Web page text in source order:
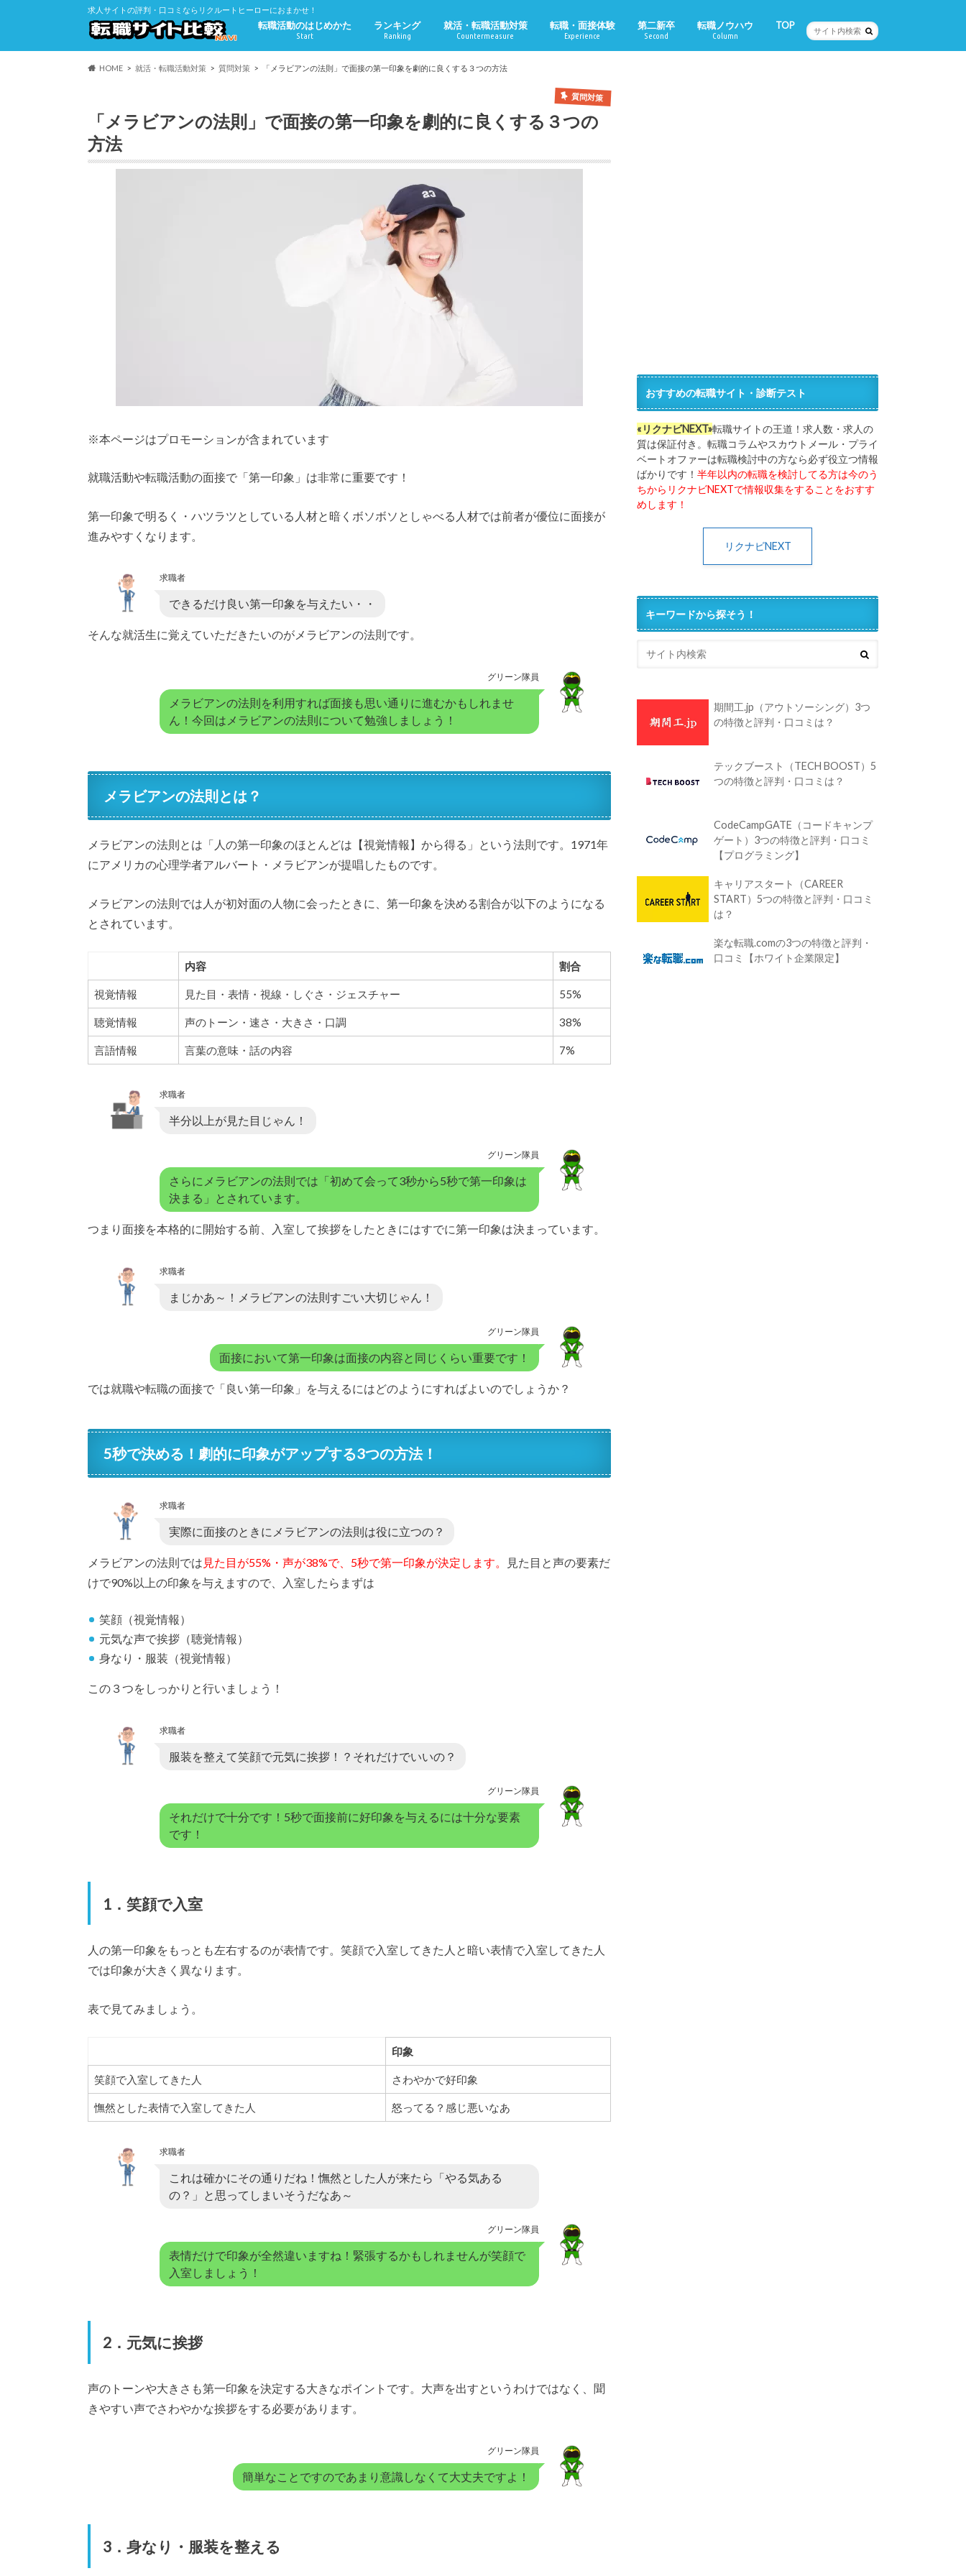
求人サイトの評判・口コミならリクルートヒーローにおまかせ！
転職活動のはじめかた
Start
ランキング
Ranking
就活・転職活動対策
Countermeasure
転職・面接体験
Experience
第二新卒
Second
転職ノウハウ
Column
TOP
HOME 就活・転職活動対策 質問対策 「メラビアンの法則」で面接の第一印象を劇的に良くする３つの方法
質問対策
「メラビアンの法則」で面接の第一印象を劇的に良くする３つの
方法
※本ページはプロモーションが含まれています
就職活動や転職活動の面接で「第一印象」は非常に重要です！
第一印象で明るく・ハツラツとしている人材と暗くボソボソとしゃべる人材では前者が優位に面接が
進みやすくなります。
求職者
できるだけ良い第一印象を与えたい・・
そんな就活生に覚えていただきたいのがメラビアンの法則です。
グリーン隊員
メラビアンの法則を利用すれば面接も思い通りに進むかもしれませ
ん！今回はメラビアンの法則について勉強しましょう！
メラビアンの法則とは？
メラビアンの法則とは「人の第一印象のほとんどは【視覚情報】から得る」という法則です。 1971年
にアメリカの心理学者アルバート・メラビアンが提唱したものです。
メラビアンの法則では人が初対面の人物に会ったときに、第一印象を決める割合が以下のようになる
とされています。
内容 割合
視覚情報 見た目・表情・視線・しぐさ・ジェスチャー 55%
聴覚情報 声のトーン・速さ・大きさ・口調 38%
言語情報 言葉の意味・話の内容 7%
求職者
半分以上が見た目じゃん！
グリーン隊員
さらにメラビアンの法則では「初めて会って3秒から5秒で第一印象は
決まる」とされています。
つまり面接を本格的に開始する前、入室して挨拶をしたときにはすでに第一印象は決まっています。
求職者
まじかあ～！メラビアンの法則すごい大切じゃん！
グリーン隊員
面接において第一印象は面接の内容と同じくらい重要です！
では就職や転職の面接で「良い第一印象」を与えるにはどのようにすればよいのでしょうか？
5秒で決める！劇的に印象がアップする3つの方法！
求職者
実際に面接のときにメラビアンの法則は役に立つの？
メラビアンの法則では 見た目が55%・声が38%で、5秒で第一印象が決定します。
見た目と声の要素だ
けで90%以上の印象を与えますので、入室したらまずは
笑顔（視覚情報）
元気な声で挨拶（聴覚情報）
身なり・服装（視覚情報）
この３つをしっかりと行いましょう！
求職者
服装を整えて笑顔で元気に挨拶！？それだけでいいの？
グリーン隊員
それだけで十分です！5秒で面接前に好印象を与えるには十分な要素
です！
1．笑顔で入室
人の第一印象をもっとも左右するのが表情です。笑顔で入室してきた人と暗い表情で入室してきた人
では印象が大きく異なります。
表で見てみましょう。
印象
笑顔で入室してきた人 さわやかで好印象
憮然とした表情で入室してきた人 怒ってる？感じ悪いなあ
求職者
これは確かにその通りだね！憮然とした人が来たら「やる気ある
の？」と思ってしまいそうだなあ～
グリーン隊員
表情だけで印象が全然違いますね！緊張するかもしれませんが笑顔で
入室しましょう！
2．元気に挨拶
声のトーンや大きさも第一印象を決定する大きなポイントです。大声を出すというわけではなく、聞
きやすい声でさわやかな挨拶をする必要があります。
グリーン隊員
簡単なことですのであまり意識しなくて大丈夫ですよ！
3．身なり・服装を整える
おすすめの転職サイト・診断テスト
«リクナビNEXT»転職サイトの王道！求人数・求人の
質は保証付き。転職コラムやスカウトメール・プライ
ベートオファーは転職検討中の方なら必ず役立つ情報
ばかりです！ 半年以内の転職を検討してる方は今のう
ちからリクナビNEXTで情報収集をすることをおすす
めします！
リクナビNEXT
キーワードから探そう！
期間工.jp（アウトソーシング）3つ
の特徴と評判・口コミは？
テックブースト（TECH BOOST）5
つの特徴と評判・口コミは？
CodeCampGATE（コードキャンプ
ゲート）3つの特徴と評判・口コミ
【プログラミング】
キャリアスタート（CAREER
START）5つの特徴と評判・口コミ
は？
楽な転職.comの3つの特徴と評判・
口コミ【ホワイト企業限定】